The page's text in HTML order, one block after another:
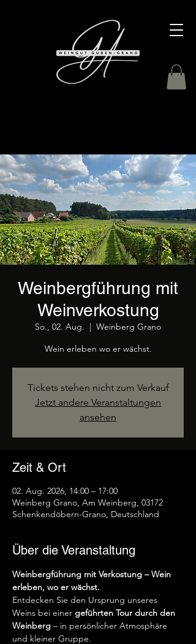
Weinbergführung mit
Weinverkostung
So., 02. Aug.
  |
Weinberg Grano
Wein erleben wo er wächst.
Tickets stehen nicht zum Verkauf
Jetzt andere Veranstaltungen
ansehen
Zeit & Ort
02. Aug. 2026, 14:00 – 17:00
Weinberg Grano, Am Weinberg, 03172
Schenkendöbern-Grano, Deutschland
Über die Veranstaltung
Weinbergführung mit Verkostung – Wein
erleben, wo er wächst.
Entdecken Sie den Ursprung unseres
Weins bei einer geführten Tour durch den
Weinberg – in persönlicher Atmosphäre
und kleiner Gruppe.